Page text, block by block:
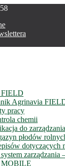
FIELD
Agrinavia
pracy
chemii
do
płodów
dotyczących
MOBILE